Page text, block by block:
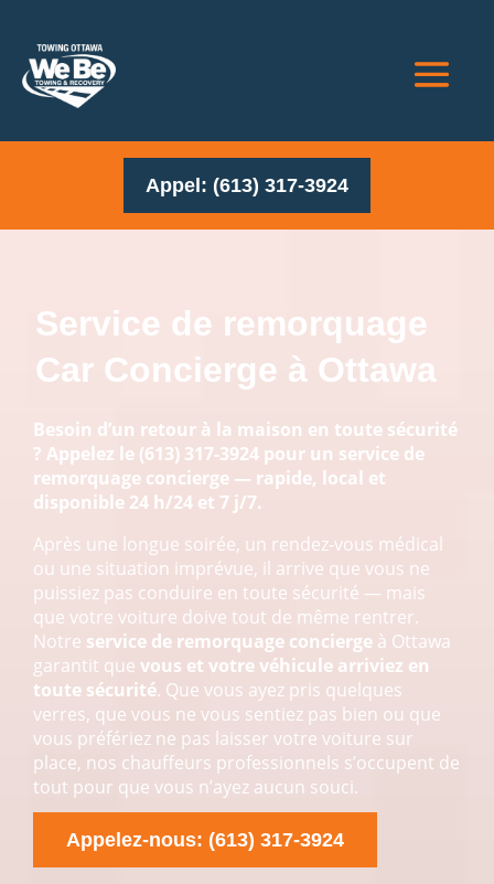
Appel: (613) 317-3924
Service de remorquage
Car Concierge à Ottawa
Besoin d’un retour à la maison en toute sécurité
? Appelez le (613) 317-3924 pour un service de
remorquage concierge — rapide, local et
disponible 24 h/24 et 7 j/7.
Après une longue soirée, un rendez-vous médical
ou une situation imprévue, il arrive que vous ne
puissiez pas conduire en toute sécurité — mais
que votre voiture doive tout de même rentrer.
Notre service de remorquage concierge à Ottawa
garantit que vous et votre véhicule arriviez en
toute sécurité. Que vous ayez pris quelques
verres, que vous ne vous sentiez pas bien ou que
vous préfériez ne pas laisser votre voiture sur
place, nos chauffeurs professionnels s’occupent de
tout pour que vous n’ayez aucun souci.
Appelez-nous: (613) 317-3924